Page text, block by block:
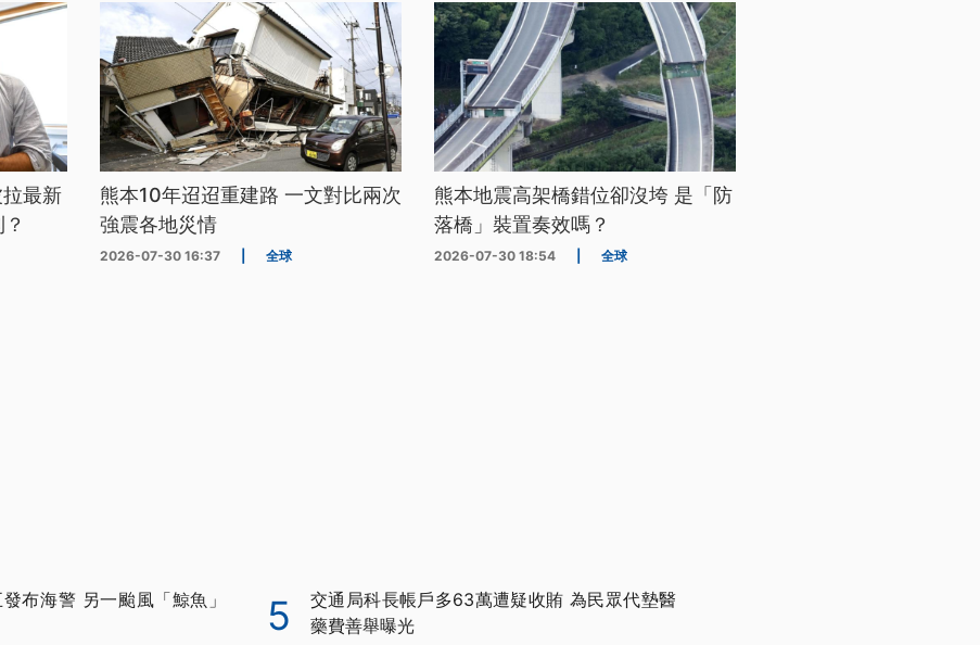
最新
熊本10年迢迢重建路 一文對比兩次
強震各地災情
2026-07-30 16:37 全球
熊本地震高架橋錯位卻沒垮 是「防
落橋」裝置奏效嗎？
2026-07-30 18:54 全球
布海警 另一颱風「鯨魚」
5
交通局科長帳戶多63萬遭疑收賄 為民眾代墊醫
藥費善舉曝光